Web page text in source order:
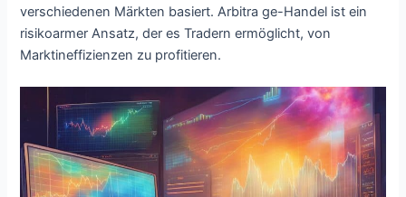
verschiedenen Märkten basiert. Arbitra ge-Handel ist ein
risikoarmer Ansatz, der es Tradern ermöglicht, von
Marktineffizienzen zu profitieren.